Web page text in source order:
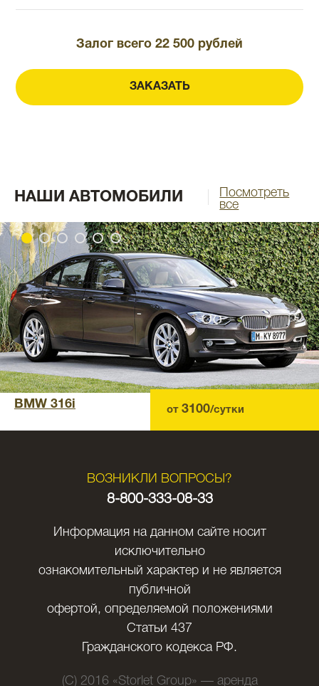
Залог всего 22 500 рублей
ЗАКАЗАТЬ
НАШИ АВТОМОБИЛИ
Посмотреть
все
BMW 316i от 3100/сутки
ВОЗНИКЛИ ВОПРОСЫ?
8-800-333-08-33
Информация на данном сайте носит
исключительно
ознакомительный характер и не является
публичной
офертой, определяемой положениями
Статьи 437
Гражданского кодекса РФ.
(C) 2016 «Storlet Group» — аренда